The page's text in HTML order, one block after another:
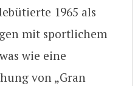
1965 als
mit sportlichem
wie eine
von „Gran